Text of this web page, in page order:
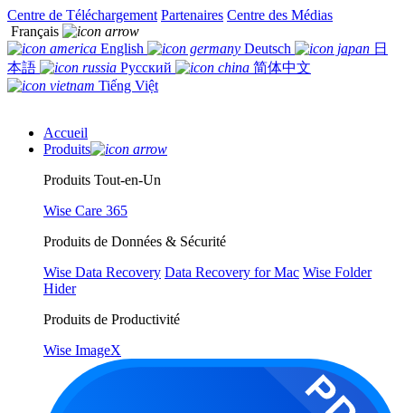
Centre de Téléchargement Partenaires Centre des Médias
Français
English
Deutsch
日
本語
Русский
简体中文
Tiếng Việt
Accueil
Produits
Produits Tout-en-Un
Wise Care 365
Produits de Données & Sécurité
Wise Data Recovery Data Recovery for Mac Wise Folder
Hider
Produits de Productivité
Wise ImageX